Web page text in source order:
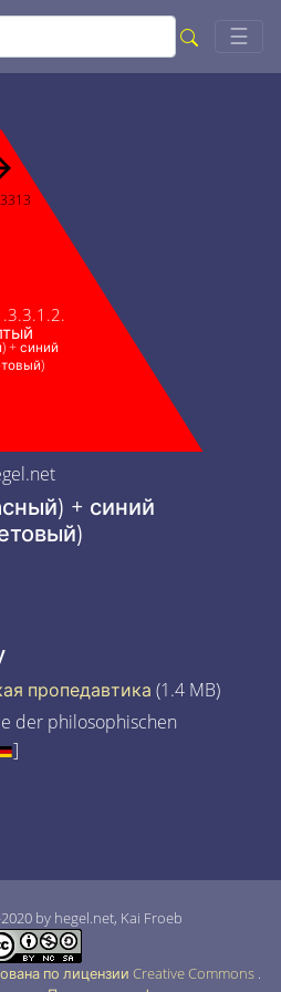
☰
+ синий
+ синий
пропедавтика (1.4 MB)
der philosophischen
]
by hegel.net, Kai Froeb
по лицензии Creative Commons .